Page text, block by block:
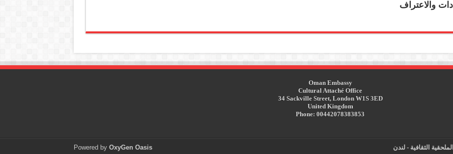
والاعتراف
Oman Embassy
Cultural Attaché Office
34 Sackville Street, London W1S 3ED
United Kingdom
Phone: 00442078383853
Powered by OxyGen Oasis